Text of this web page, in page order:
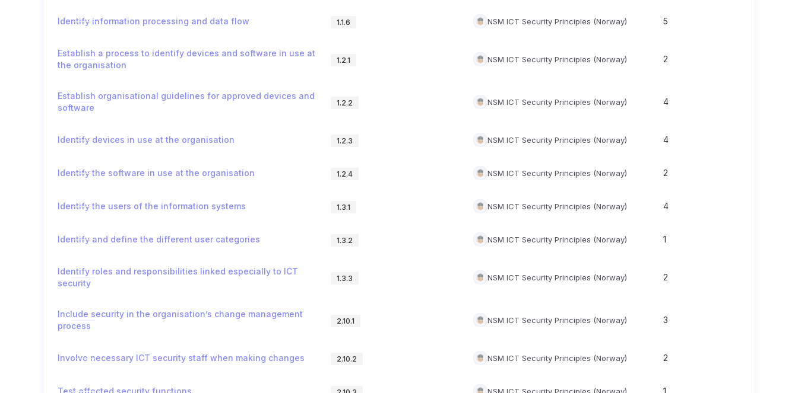
Identify information processing and data flow 1.1.6 NSM ICT Security Principles (Norway) 5
Establish a process to identify devices and software in use at
the organisation
1.2.1 NSM ICT Security Principles (Norway) 2
Establish organisational guidelines for approved devices and
software
1.2.2 NSM ICT Security Principles (Norway) 4
Identify devices in use at the organisation 1.2.3 NSM ICT Security Principles (Norway) 4
Identify the software in use at the organisation 1.2.4 NSM ICT Security Principles (Norway) 2
Identify the users of the information systems 1.3.1 NSM ICT Security Principles (Norway) 4
Identify and define the different user categories 1.3.2 NSM ICT Security Principles (Norway) 1
Identify roles and responsibilities linked especially to ICT
security
1.3.3 NSM ICT Security Principles (Norway) 2
Include security in the organisation’s change management
process
2.10.1 NSM ICT Security Principles (Norway) 3
Involve necessary ICT security staff when making changes 2.10.2 NSM ICT Security Principles (Norway) 2
Test affected security functions 1